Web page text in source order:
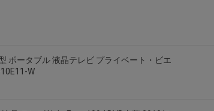
ポータブル 液晶テレビ プライベート・ビエ
W